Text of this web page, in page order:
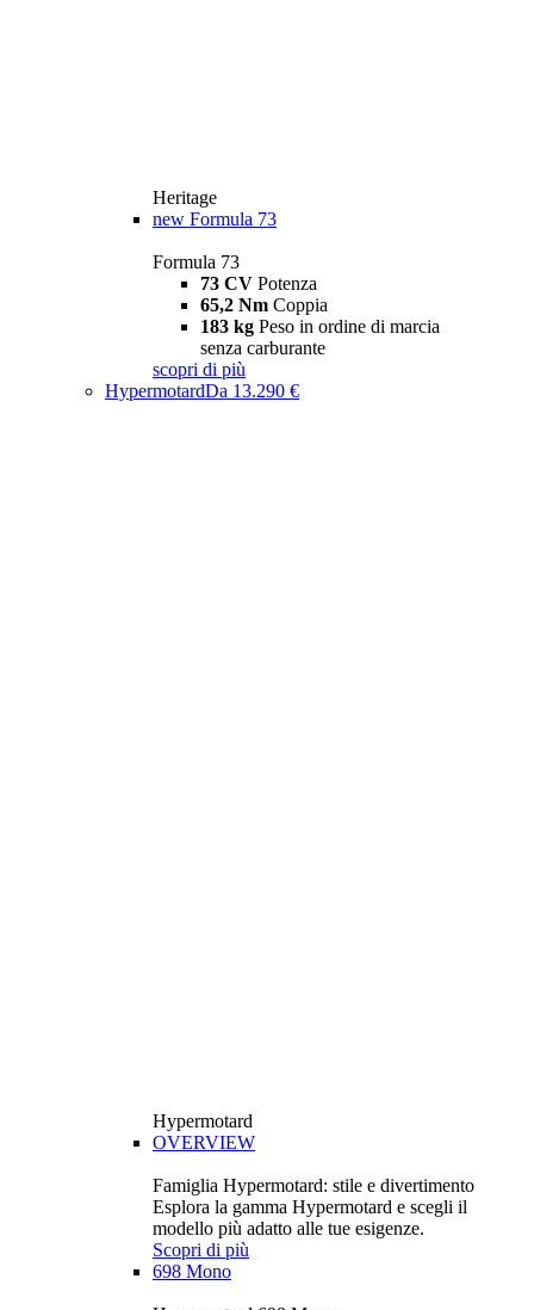
Heritage
new Formula 73
Formula 73
73 CV Potenza
65,2 Nm Coppia
183 kg Peso in ordine di marcia
senza carburante
scopri di più
HypermotardDa 13.290 €
Hypermotard
OVERVIEW
Famiglia Hypermotard: stile e divertimento
Esplora la gamma Hypermotard e scegli il
modello più adatto alle tue esigenze.
Scopri di più
698 Mono